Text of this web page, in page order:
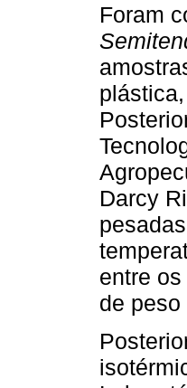
Foram
Darcy
entre
de peso